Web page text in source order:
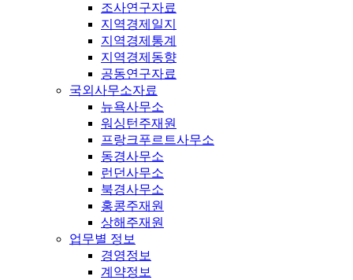
조사연구자료
지역경제일지
지역경제통계
지역경제동향
공동연구자료
국외사무소자료
뉴욕사무소
워싱턴주재원
프랑크푸르트사무소
동경사무소
런던사무소
북경사무소
홍콩주재원
상해주재원
업무별 정보
경영정보
계약정보